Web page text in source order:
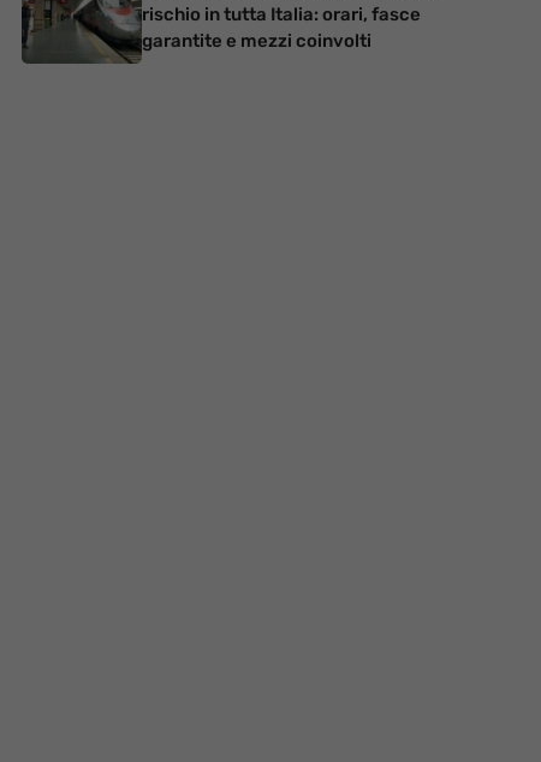
rischio in tutta Italia: orari, fasce
garantite e mezzi coinvolti